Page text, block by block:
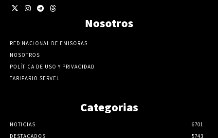
Nosotros
RED NACIONAL DE EMISORAS
NOSOTROS
POLÍTICA DE USO Y PRIVACIDAD
TARIFARIO SERVEL
Categorias
NOTICIAS
6701
DESTACADOS
5743